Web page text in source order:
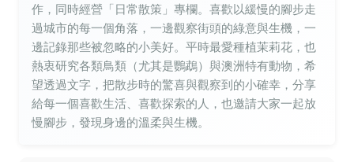
作，同時經營「日常散策」專欄。喜歡以緩慢的腳步走
過城市的每一個角落，一邊觀察街頭的綠意與生機，一
邊記錄那些被忽略的小美好。平時最愛種植茉莉花，也
熱衷研究各類鳥類（尤其是鸚鵡）與澳洲特有動物，希
望透過文字，把散步時的驚喜與觀察到的小確幸，分享
給每一個喜歡生活、喜歡探索的人，也邀請大家一起放
慢腳步，發現身邊的溫柔與生機。